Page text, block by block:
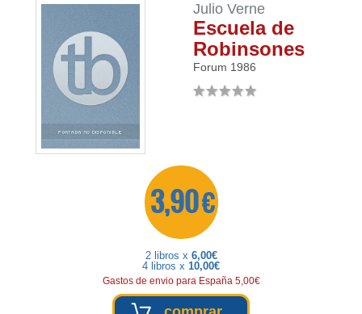
Julio Verne
Escuela de
Robinsones
Forum 1986
3,90 €
2 libros x 6,00€
4 libros x 10,00€
Gastos de envio para España 5,00€